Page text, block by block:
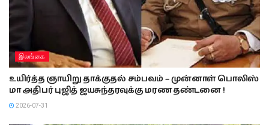
இலங்கை
உயிர்த்த ஞாயிறு தாக்குதல் சம்பவம் – முன்னாள் பொலிஸ்
மா அதிபர் புஜித் ஜயசுந்தரவுக்கு மரண தண்டனை !
2026-07-31